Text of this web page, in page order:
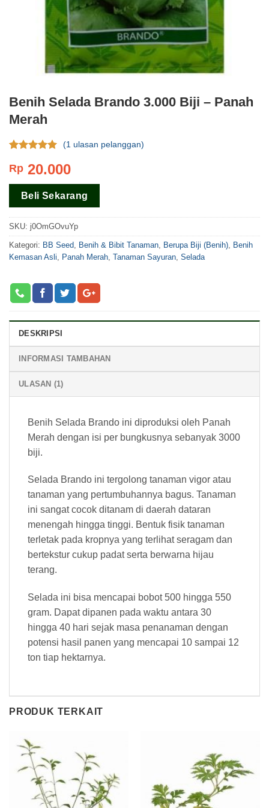
Benih Selada Brando 3.000 Biji – Panah
Merah
dari 5
pelanggan
(1 ulasan pelanggan)
Rp 20.000
Beli Sekarang
SKU: j0OmGOvuYp
Kategori: BB Seed Benih & Bibit Tanaman Berupa Biji (Benih) Benih
Kemasan Asli
Panah Merah Tanaman Sayuran Selada
DESKRIPSI
INFORMASI TAMBAHAN
ULASAN (1)
Benih Selada Brando ini diproduksi oleh Panah
Merah dengan isi per bungkusnya sebanyak 3000
biji.
Selada Brando ini tergolong tanaman vigor atau
tanaman yang pertumbuhannya bagus. Tanaman
ini sangat cocok ditanam di daerah dataran
menengah hingga tinggi. Bentuk fisik tanaman
terletak pada kropnya yang terlihat seragam dan
bertekstur cukup padat serta berwarna hijau
terang.
Selada ini bisa mencapai bobot 500 hingga 550
gram. Dapat dipanen pada waktu antara 30
hingga 40 hari sejak masa penanaman dengan
potensi hasil panen yang mencapai 10 sampai 12
ton tiap hektarnya.
PRODUK TERKAIT